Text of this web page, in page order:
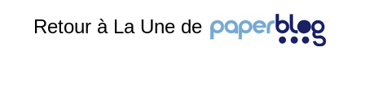
Retour à La Une de